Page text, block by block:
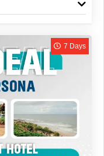
7 Days